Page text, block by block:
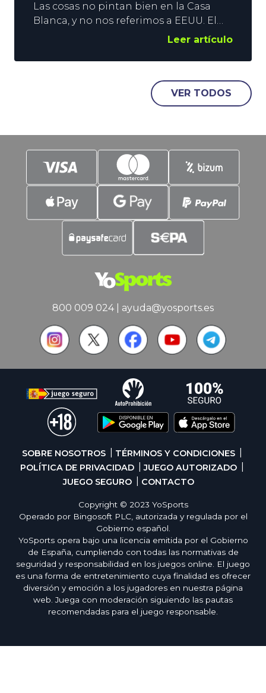
Las cosas no pintan bien en la Casa
Blanca, y no nos referimos a EEUU. El
Madrid encadena 2 derrotas
sensaciones no son buenas. El título
liguero es posible, pero la imagen del
equipo es pobre, y nadie sabe qué
esperar de los de Arbeloa en el Celta vs
Leer artículo
VER TODOS
800 009 024| ayuda@yosports.es
SOBRE NOSOTROS
TÉRMINOS Y CONDICIONES
POLÍTICA DE PRIVACIDAD
JUEGO AUTORIZADO
JUEGO SEGURO
CONTACTO
Copyright © 2023 YoSports
Operado por Bingosoft PLC, autorizada y regulada por el
Gobierno español.
YoSports opera bajo una licencia emitida por el Gobierno
de España, cumpliendo con todas las normativas de
seguridad y responsabilidad en los juegos online. El juego
es una forma de entretenimiento cuya finalidad es ofrecer
diversión y emoción a los jugadores en nuestra página
web. Juega con moderación siguiendo las pautas
recomendadas para el juego responsable.